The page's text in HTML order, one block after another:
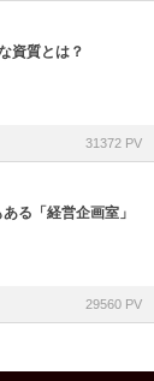
資質とは？
31372 PV
る「経営企画室」
29560 PV